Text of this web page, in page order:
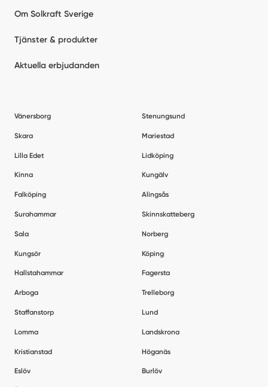
Om Solkraft Sverige
Tjänster & produkter
Aktuella erbjudanden
Vänersborg Stenungsund
Skara Mariestad
Lilla Edet Lidköping
Kinna Kungälv
Falköping Alingsås
Surahammar Skinnskatteberg
Sala Norberg
Kungsör Köping
Hallstahammar Fagersta
Arboga Trelleborg
Staffanstorp Lund
Lomma Landskrona
Kristianstad Höganäs
Eslöv Burlöv